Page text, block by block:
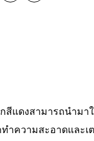
แดงสามารถนำมา
ำความสะอาดและ